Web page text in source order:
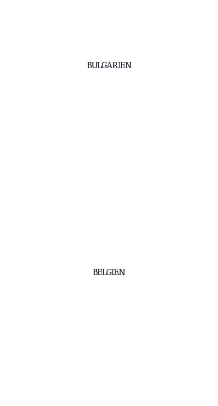
BULGARIEN
BELGIEN